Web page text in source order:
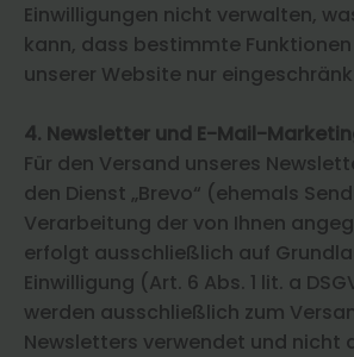
Einwilligungen nicht verwalten,
kann, dass bestimmte
unserer Website nur
4. Newsletter und E-Mail-
Für den Versand unseres
den Dienst „Brevo“ (ehemals
Verarbeitung der von Ihnen
erfolgt ausschließlich auf
Einwilligung (Art. 6 Abs. 1 lit. a
werden ausschließlich zum
Newsletters verwendet und nicht